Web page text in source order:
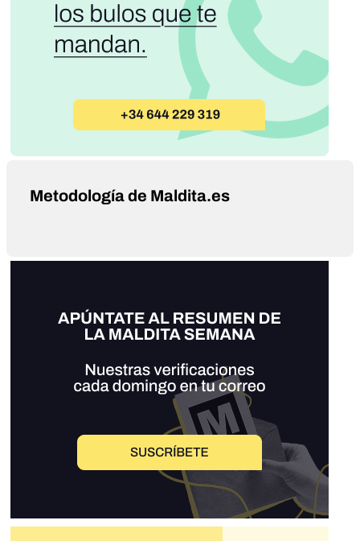
Metodología de Maldita.es